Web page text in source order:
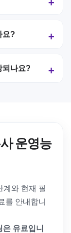
요?
되나요?
운영능
계와 현재 필
를 안내합니
유료입니